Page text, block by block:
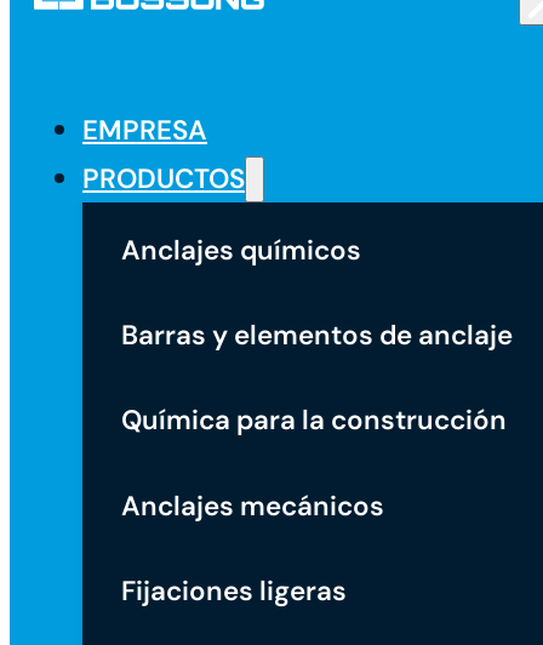
EMPRESA
PRODUCTOS
Anclajes químicos
Barras y elementos de anclaje
Química para la construcción
Anclajes mecánicos
Fijaciones ligeras